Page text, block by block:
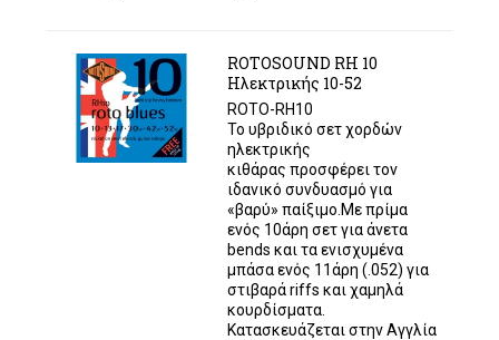
ROTOSOUND RH 10
Ηλεκτρικής 10-52
ROTO-RH10
Το υβριδικό σετ χορδών
ηλεκτρικής
κιθάρας προσφέρει τον
ιδανικό συνδυασμό για
«βαρύ» παίξιμο.Με πρίμα
ενός 10άρη σετ για άνετα
bends και τα ενισχυμένα
μπάσα ενός 11άρη (.052) για
στιβαρά riffs και χαμηλά
κουρδίσματα.
Κατασκευάζεται στην Αγγλία